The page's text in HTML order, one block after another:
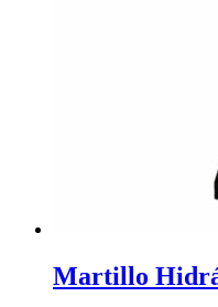
Martillo